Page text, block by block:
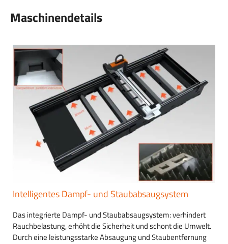
Maschinendetails
Intelligentes Dampf- und Staubabsaugsystem
Das integrierte Dampf- und Staubabsaugsystem: verhindert
Rauchbelastung, erhöht die Sicherheit und schont die Umwelt.
Durch eine leistungsstarke Absaugung und Staubentfernung